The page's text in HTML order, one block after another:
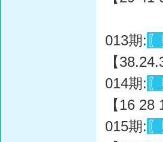
013期:
【
014期:
【16
015期: